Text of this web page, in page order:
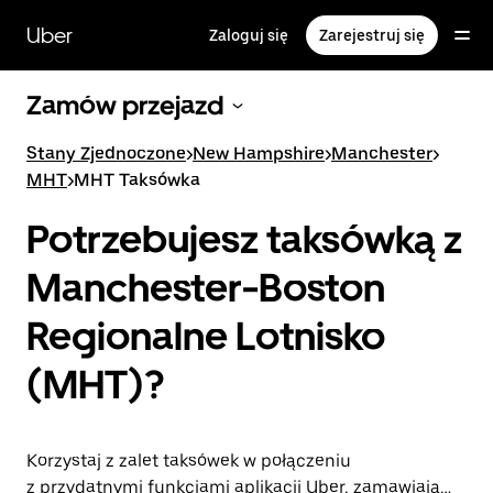
głównej
zawartości
Uber Zaloguj się Zarejestruj się
Zamów przejazd
Stany Zjednoczone>New Hampshire>Manchester>
MHT>MHT Taksówka
Potrzebujesz taksówką z
Manchester-Boston
Regionalne Lotnisko
(MHT)?
Korzystaj z zalet taksówek w połączeniu
z przydatnymi funkcjami aplikacji Uber, zamawiając